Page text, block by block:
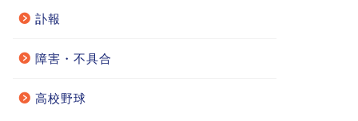
訃報
障害・不具合
高校野球